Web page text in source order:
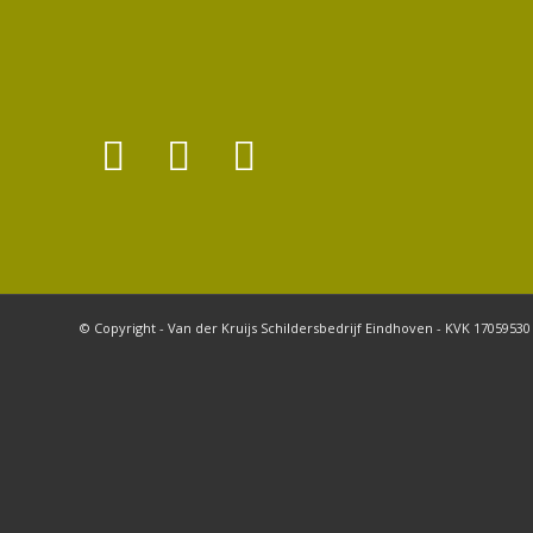
© Copyright - Van der Kruijs Schildersbedrijf Eindhoven - KVK 17059530